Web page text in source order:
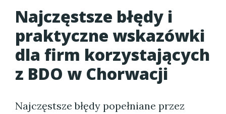
Najczęstsze błędy i
praktyczne wskazówki
dla firm korzystających
z BDO w Chorwacji
Najczęstsze błędy popełniane przez